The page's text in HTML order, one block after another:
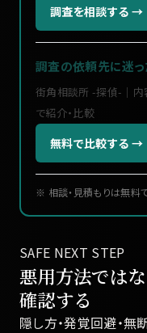
調査を相談する →
調査の依頼先に迷っ
街角相談所 -探偵-｜内
で紹介・比較
無料で比較する →
※ 相談・見積もりは無料
SAFE NEXT STEP
悪用方法では
確認する
隠し方・発覚回避・